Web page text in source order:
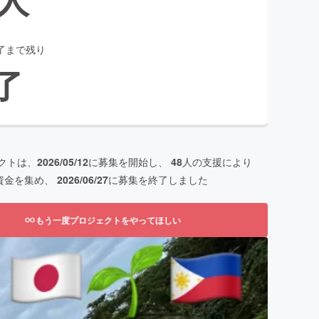
まで残り
は、 2026/05/12に募集を開始し、 48人の支援により
を集め、 2026/06/27に募集を終了しました
もう一度プロジェクトをやってほしい